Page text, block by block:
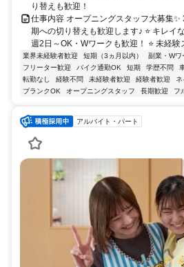
り替えも歓迎！
仕事内容 オープニングスタッフ大募集
期への切り替えも歓迎します♪ ⭐ キレイ
週2日～OK・Wワークも歓迎！ ⭐ 未経験
業界未経験者歓迎 短期（3ヵ月以内） 副業・Wワ
フリーター歓迎
バイク通勤OK 短期 学歴不問
転勤なし
経験不問 未経験者歓迎 経験者歓迎 ネ
ブランクOK
オープニングスタッフ 長期歓迎 フ
アルバイト・パート